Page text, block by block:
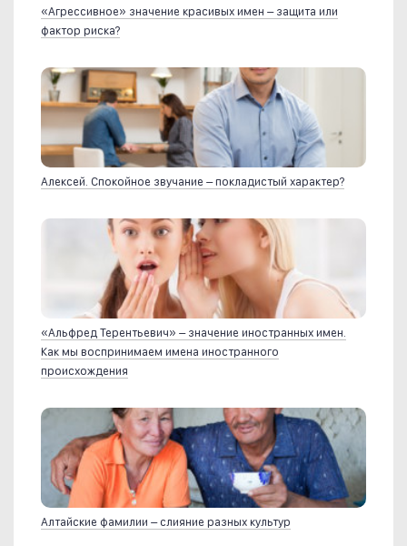
«Агрессивное» значение красивых имен – защита или
фактор риска?
Алексей. Спокойное звучание – покладистый характер?
«Альфред Терентьевич» – значение иностранных имен.
Как мы воспринимаем имена иностранного
происхождения
Алтайские фамилии – слияние разных культур